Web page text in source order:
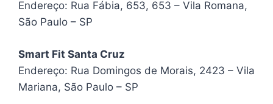
Endereço: Rua Fábia, 653, 653 – Vila Romana,
São Paulo – SP
Smart Fit Santa Cruz
Endereço: Rua Domingos de Morais, 2423 – Vila
Mariana, São Paulo – SP